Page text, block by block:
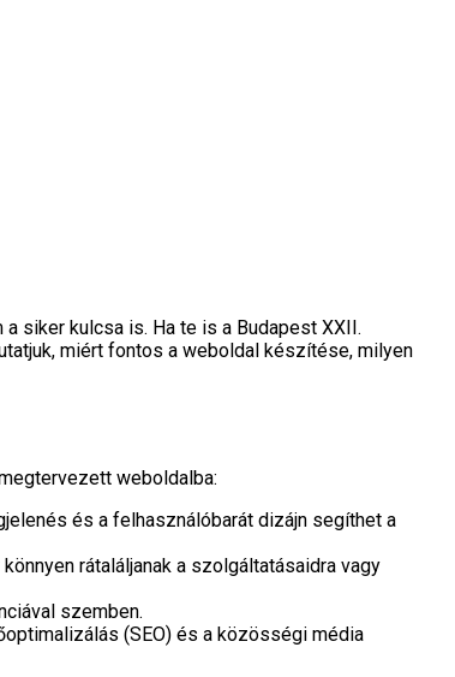
siker kulcsa is. Ha te is a Budapest XXII.
miért fontos a weboldal készítése, milyen
weboldalba:
és a felhasználóbarát dizájn segíthet a
rátaláljanak a szolgáltatásaidra vagy
szemben.
(SEO) és a közösségi média